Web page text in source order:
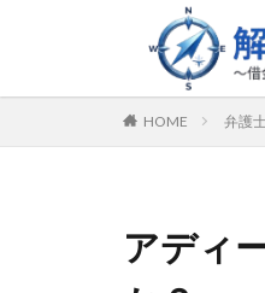
HOME 弁護
アディ